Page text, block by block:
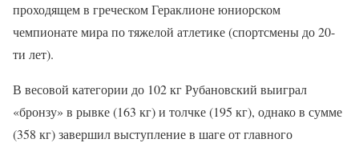
проходящем в греческом Гераклионе юниорском
чемпионате мира по тяжелой атлетике (спортсмены до 20-
ти лет).
В весовой категории до 102 кг Рубановский выиграл
«бронзу» в рывке (163 кг) и толчке (195 кг), однако в сумме
(358 кг) завершил выступление в шаге от главного